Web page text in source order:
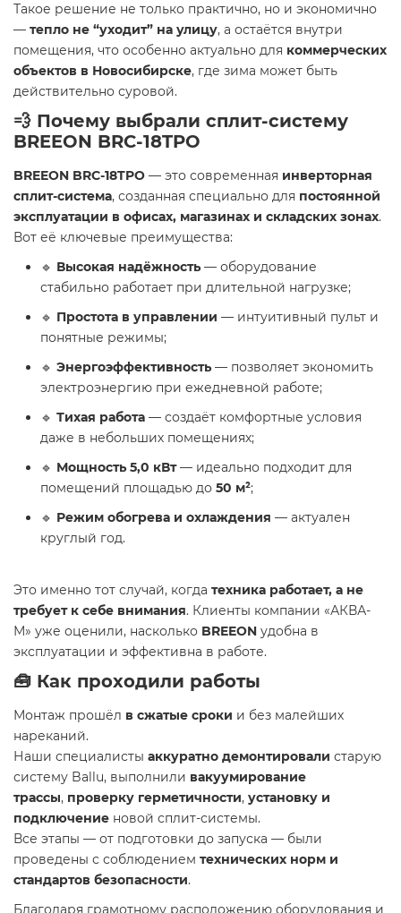
Такое решение не только практично, но и экономично
— тепло не “уходит” на улицу, а остаётся внутри
помещения, что особенно актуально для коммерческих
объектов в Новосибирске, где зима может быть
действительно суровой.
💨 Почему выбрали сплит-систему
BREEON BRC-18TPO
BREEON BRC-18TPO — это современная инверторная
сплит-система, созданная специально для постоянной
эксплуатации в офисах, магазинах и складских зонах.
Вот её ключевые преимущества:
🔹 Высокая надёжность — оборудование
стабильно работает при длительной нагрузке;
🔹 Простота в управлении — интуитивный пульт и
понятные режимы;
🔹 Энергоэффективность — позволяет экономить
электроэнергию при ежедневной работе;
🔹 Тихая работа — создаёт комфортные условия
даже в небольших помещениях;
🔹 Мощность 5,0 кВт— идеально подходит для
помещений площадью до 50 м²;
🔹 Режим обогрева и охлаждения — актуален
круглый год.
Это именно тот случай, когда техника работает, а не
требует к себе внимания. Клиенты компании «АКВА-
М» уже оценили, насколько BREEON удобна в
эксплуатации и эффективна в работе.
🧰 Как проходили работы
Монтаж прошёл в сжатые сроки и без малейших
нареканий.
Наши специалисты аккуратно демонтировали старую
систему Ballu, выполнили вакуумирование
трассы, проверку герметичности, установку и
подключение новой сплит-системы.
Все этапы — от подготовки до запуска — были
проведены с соблюдением технических норм и
стандартов безопасности.
Благодаря грамотному расположению оборудования и